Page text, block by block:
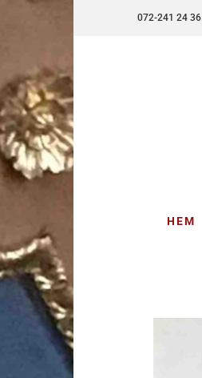
072-241 24 36
HEM